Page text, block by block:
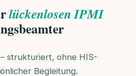
lückenlosen IPMI
strukturiert, ohne HIS-
Begleitung.